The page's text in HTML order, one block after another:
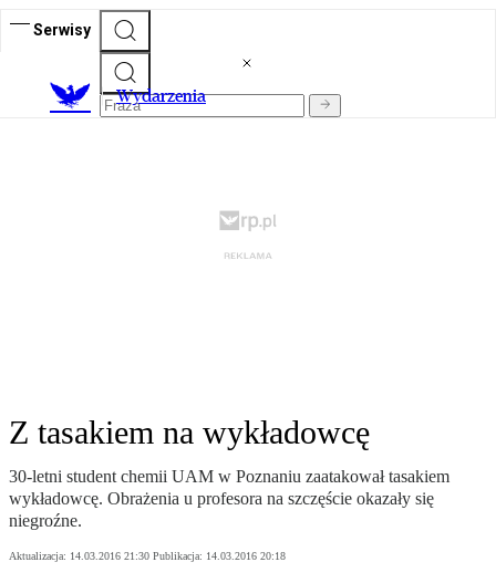
Serwisy
Wydarzenia
Z tasakiem na wykładowcę
30-letni student chemii UAM w Poznaniu zaatakował tasakiem
wykładowcę. Obrażenia u profesora na szczęście okazały się
niegroźne.
Aktualizacja: 14.03.2016 21:30 Publikacja: 14.03.2016 20:18